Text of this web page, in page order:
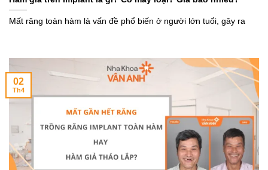
Mất răng toàn hàm là vấn đề phổ biến ở người lớn tuổi, gây ra
02
Th4